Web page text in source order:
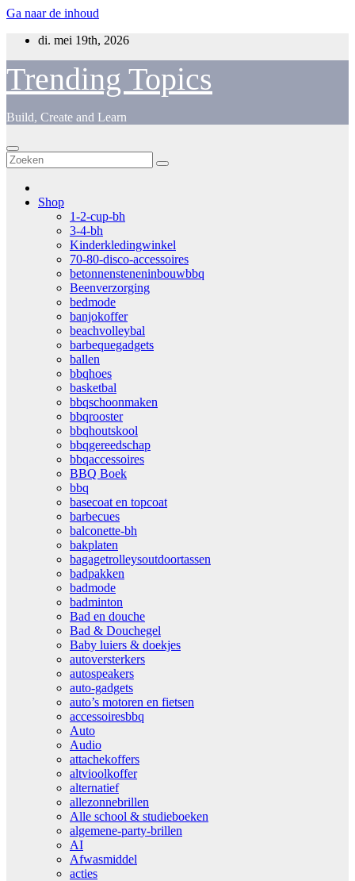
Ga naar de inhoud
di. mei 19th, 2026
Trending Topics
Build, Create and Learn
Shop
1-2-cup-bh
3-4-bh
Kinderkledingwinkel
70-80-disco-accessoires
betonnensteneninbouwbbq
Beenverzorging
bedmode
banjokoffer
beachvolleybal
barbequegadgets
ballen
bbqhoes
basketbal
bbqschoonmaken
bbqrooster
bbqhoutskool
bbqgereedschap
bbqaccessoires
BBQ Boek
bbq
basecoat en topcoat
barbecues
balconette-bh
bakplaten
bagagetrolleysoutdoortassen
badpakken
badmode
badminton
Bad en douche
Bad & Douchegel
Baby luiers & doekjes
autoversterkers
autospeakers
auto-gadgets
auto’s motoren en fietsen
accessoiresbbq
Auto
Audio
attachekoffers
altvioolkoffer
alternatief
allezonnebrillen
Alle school & studieboeken
algemene-party-brillen
AI
Afwasmiddel
acties